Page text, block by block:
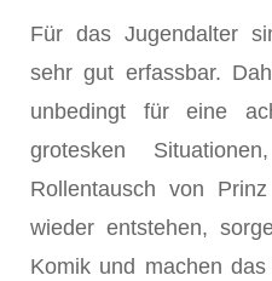
Für das Jugendalter
sehr gut erfassbar.
unbedingt für eine
grotesken
Rollentausch von
wieder entstehen,
Komik und machen